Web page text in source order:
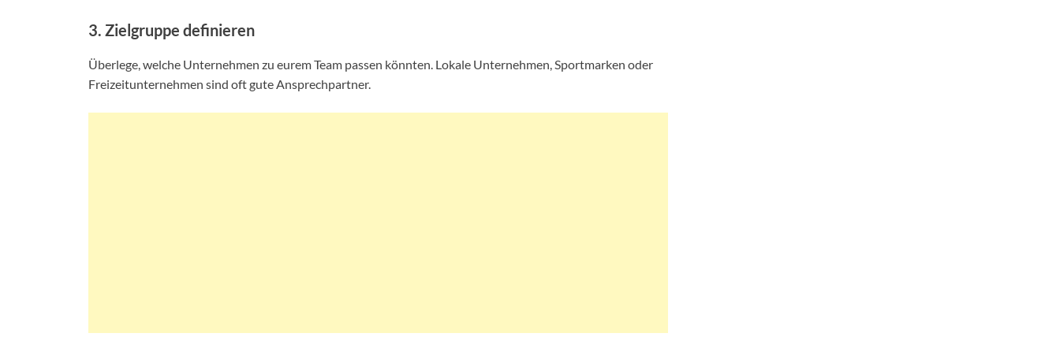
3. Zielgruppe definieren
Überlege, welche Unternehmen zu eurem Team passen könnten. Lokale Unternehmen, Sportmarken oder
Freizeitunternehmen sind oft gute Ansprechpartner.